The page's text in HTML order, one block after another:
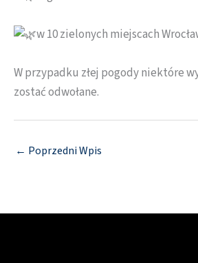
w 10 zielonych miejscach
W przypadku złej pogody niektóre
zostać odwołane.
← Poprzedni Wpis